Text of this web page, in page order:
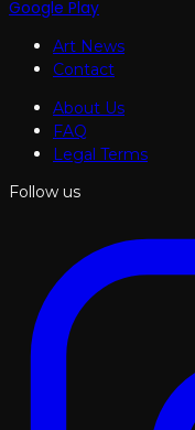
Google Play
Art News
Contact
About Us
FAQ
Legal Terms
Follow us